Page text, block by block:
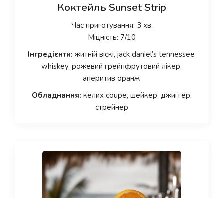
Коктейль Sunset Strip
Час приготування: 3 хв.
Міцність: 7/10
Інгредієнти: житній віскі, jack daniel’s tennessee
whiskey, рожевий грейпфрутовий лікер,
аперитив оранж
Обладнання: келих coupe, шейкер, джиггер,
стрейнер